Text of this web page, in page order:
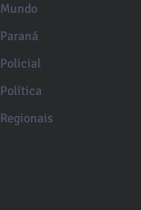
Mundo
Paraná
Policial
Política
Regionais